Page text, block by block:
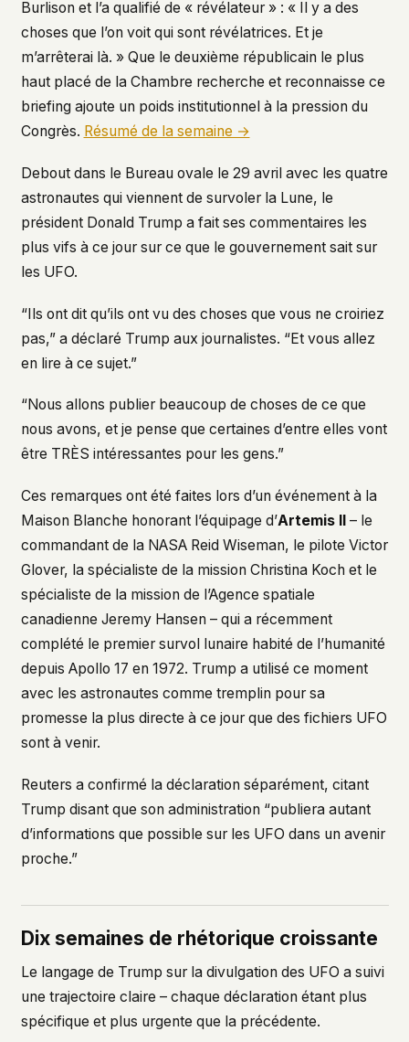
Burlison et l’a qualifié de « révélateur » : « Il y a des
choses que l’on voit qui sont révélatrices. Et je
m’arrêterai là. » Que le deuxième républicain le plus
haut placé de la Chambre recherche et reconnaisse ce
briefing ajoute un poids institutionnel à la pression du
Congrès. Résumé de la semaine →
Debout dans le Bureau ovale le 29 avril avec les quatre
astronautes qui viennent de survoler la Lune, le
président Donald Trump a fait ses commentaires les
plus vifs à ce jour sur ce que le gouvernement sait sur
les UFO.
“Ils ont dit qu’ils ont vu des choses que vous ne croiriez
pas,” a déclaré Trump aux journalistes. “Et vous allez
en lire à ce sujet.”
“Nous allons publier beaucoup de choses de ce que
nous avons, et je pense que certaines d’entre elles vont
être TRÈS intéressantes pour les gens.”
Ces remarques ont été faites lors d’un événement à la
Maison Blanche honorant l’équipage d’Artemis II– le
commandant de la NASA Reid Wiseman, le pilote Victor
Glover, la spécialiste de la mission Christina Koch et le
spécialiste de la mission de l’Agence spatiale
canadienne Jeremy Hansen – qui a récemment
complété le premier survol lunaire habité de l’humanité
depuis Apollo 17 en 1972. Trump a utilisé ce moment
avec les astronautes comme tremplin pour sa
promesse la plus directe à ce jour que des fichiers UFO
sont à venir.
Reuters a confirmé la déclaration séparément, citant
Trump disant que son administration “publiera autant
d’informations que possible sur les UFO dans un avenir
proche.”
Dix semaines de rhétorique croissante
Le langage de Trump sur la divulgation des UFO a suivi
une trajectoire claire – chaque déclaration étant plus
spécifique et plus urgente que la précédente.